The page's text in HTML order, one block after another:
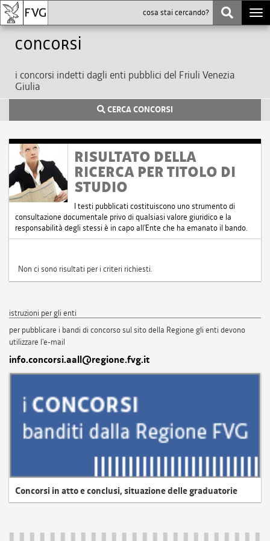
Concorsi
i concorsi indetti dagli enti pubblici del Friuli Venezia
Giulia
CERCA CONCORSI
RISULTATO DELLA
RICERCA PER TITOLO DI
STUDIO
I testi pubblicati costituiscono uno strumento di
consultazione documentale privo di qualsiasi valore giuridico e la
responsabilità degli stessi è in capo all'Ente che ha emanato il bando.
Non ci sono risultati per i criteri richiesti.
istruzioni per gli enti
per pubblicare i bandi di concorso sul sito della Regione gli enti devono
utilizzare l'e-mail
info.concorsi.aall@regione.fvg.it
Concorsi in atto e conclusi, situazione delle graduatorie